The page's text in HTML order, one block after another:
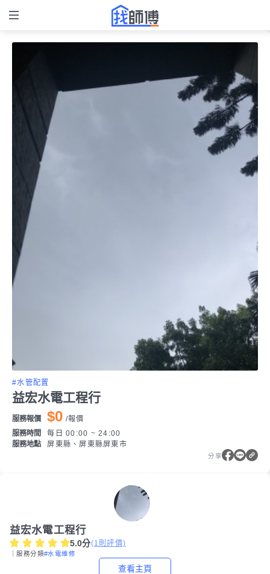
#水管配置
益宏水電工程行
服務報價 $0 /報價
服務時間
每日 00:00 ~ 24:00
服務地點
屏東縣、屏東縣屏東市
分享
益宏水電工程行
5.0分(1 則評價)
｜服務分類#水電維修
查看主頁